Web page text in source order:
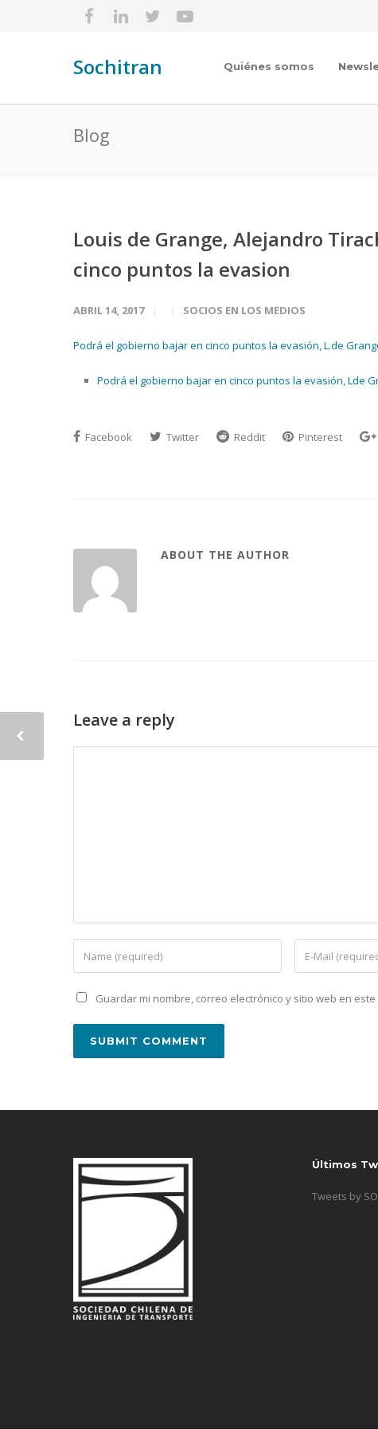
Sochitran Quiénes somos
Blog
Louis de Grange, Alejandro
cinco puntos la evasion
ABRIL 14, 2017 SOCIOS EN LOS MEDIOS
Podrá el gobierno bajar en cinco puntos la evasión, L.de
Podrá el gobierno bajar en cinco puntos la evasión, Lde
Facebook Twitter Reddit Pinterest
ABOUT THE AUTHOR
Leave a reply
Guardar mi nombre, correo electrónico y sitio web en
Últimos
Tweets by